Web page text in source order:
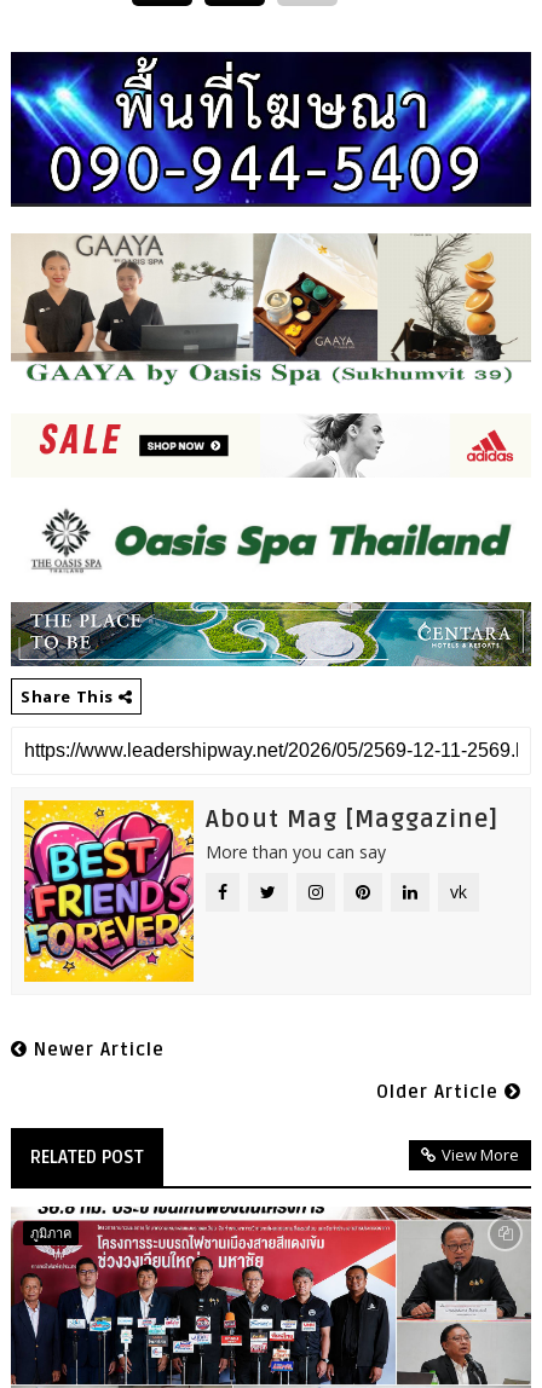
Share This
About Mag [Maggazine]
More than you can say
vk
Newer Article
Older Article
RELATED POST View More
ภูมิภาค